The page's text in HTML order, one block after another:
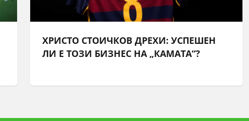
ХРИСТО СТОИЧКОВ ДРЕХИ: УСПЕШЕН
ЛИ Е ТОЗИ БИЗНЕС НА „КАМАТА“?